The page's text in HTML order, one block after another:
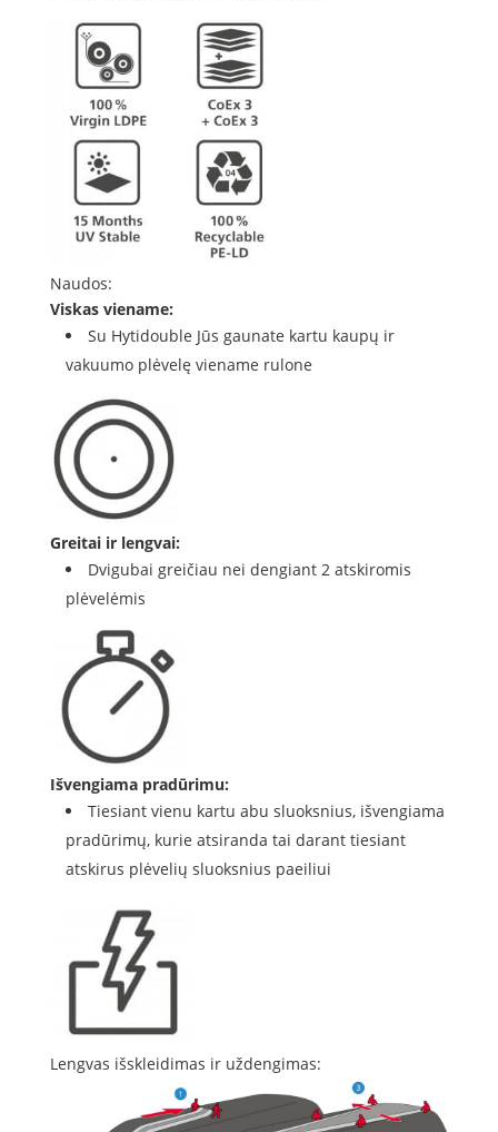
Naudos:
Viskas viename:
Su Hytidouble Jūs gaunate kartu kaupų ir
vakuumo plėvelę viename rulone
Greitai ir lengvai:
Dvigubai greičiau nei dengiant 2 atskiromis
plėvelėmis
Išvengiama pradūrimu:
Tiesiant vienu kartu abu sluoksnius, išvengiama
pradūrimų, kurie atsiranda tai darant tiesiant
atskirus plėvelių sluoksnius paeiliui
Lengvas išskleidimas ir uždengimas: